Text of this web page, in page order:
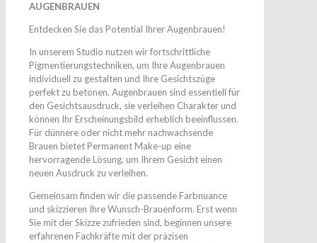
AUGENBRAUEN
Entdecken Sie das Potential Ihrer Augenbrauen!
In unserem Studio nutzen wir fortschrittliche
Pigmentierungstechniken, um Ihre Augenbrauen
individuell zu gestalten und Ihre Gesichtszüge
perfekt zu betonen. Augenbrauen sind essentiell für
den Gesichtsausdruck, sie verleihen Charakter und
können Ihr Erscheinungsbild erheblich beeinflussen.
Für dünnere oder nicht mehr nachwachsende
Brauen bietet Permanent Make-up eine
hervorragende Lösung, um Ihrem Gesicht einen
neuen Ausdruck zu verleihen.
Gemeinsam finden wir die passende Farbnuance
und skizzieren Ihre Wunsch-Brauenform. Erst wenn
Sie mit der Skizze zufrieden sind, beginnen unsere
erfahrenen Fachkräfte mit der präzisen